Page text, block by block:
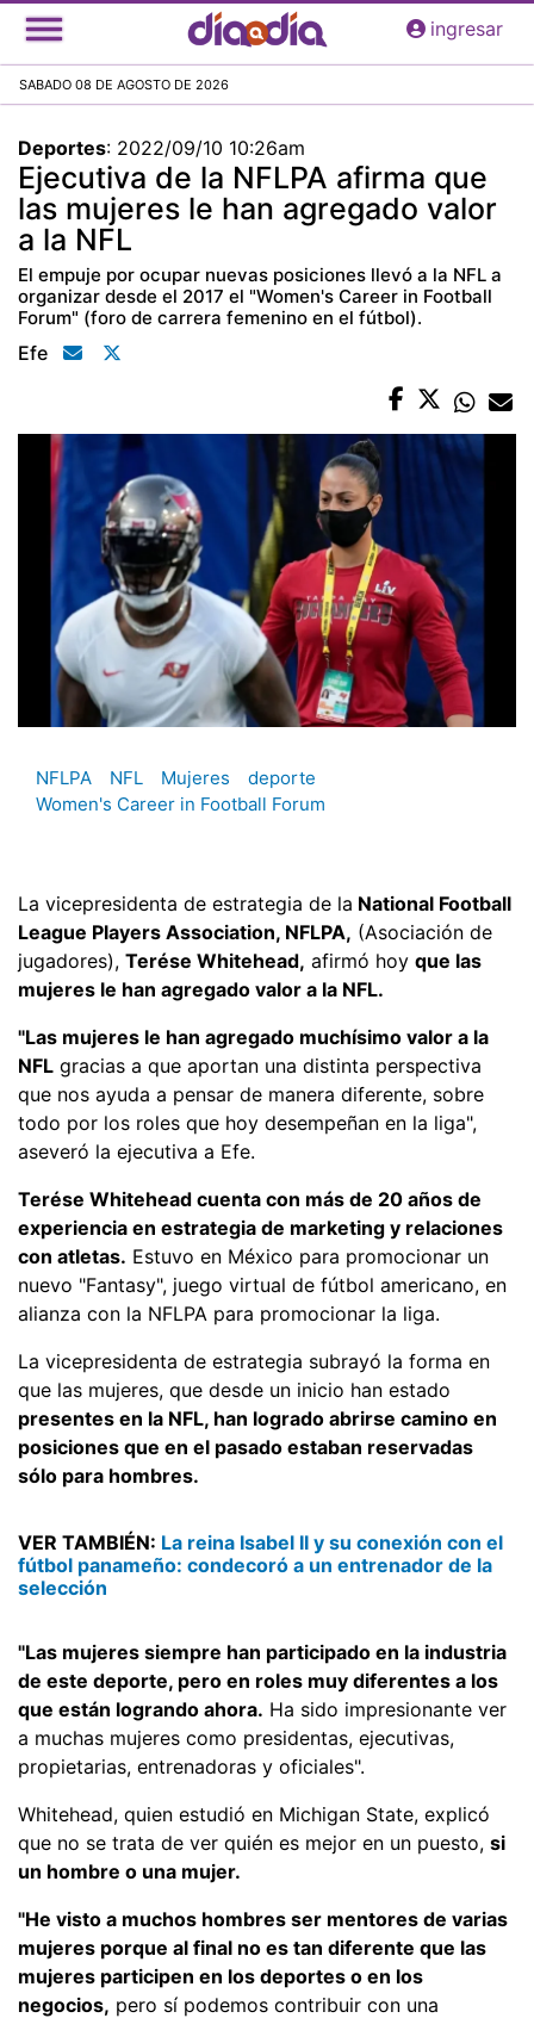
Pasar
al
principal
ingresar
SABADO 08 DE AGOSTO DE 2026
Deportes: 2022/09/10 10:26am
Ejecutiva de la NFLPA afirma que
las mujeres le han agregado valor
a la NFL
El empuje por ocupar nuevas posiciones llevó a la NFL a
organizar desde el 2017 el "Women's Career in Football
Forum" (foro de carrera femenino en el fútbol).
Efe
NFLPA NFL Mujeres
deporte
Women's Career in Football Forum
La vicepresidenta de estrategia de la National Football
League Players Association, NFLPA, (Asociación de
jugadores), Terése Whitehead, afirmó hoy que las
mujeres le han agregado valor a la NFL.
"Las mujeres le han agregado muchísimo valor a la
NFL gracias a que aportan una distinta perspectiva
que nos ayuda a pensar de manera diferente, sobre
todo por los roles que hoy desempeñan en la liga",
aseveró la ejecutiva a Efe.
Terése Whitehead cuenta con más de 20 años de
experiencia en estrategia de marketing y relaciones
con atletas. Estuvo en México para promocionar un
nuevo "Fantasy", juego virtual de fútbol americano, en
alianza con la NFLPA para promocionar la liga.
La vicepresidenta de estrategia subrayó la forma en
que las mujeres, que desde un inicio han estado
presentes en la NFL, han logrado abrirse camino en
posiciones que en el pasado estaban reservadas
sólo para hombres.
VER TAMBIÉN: La reina Isabel II y su conexión con el
fútbol panameño: condecoró a un entrenador de la
selección
"Las mujeres siempre han participado en la industria
de este deporte, pero en roles muy diferentes a los
que están logrando ahora. Ha sido impresionante ver
a muchas mujeres como presidentas, ejecutivas,
propietarias, entrenadoras y oficiales".
Whitehead, quien estudió en Michigan State, explicó
que no se trata de ver quién es mejor en un puesto, si
un hombre o una mujer.
"He visto a muchos hombres ser mentores de varias
mujeres porque al final no es tan diferente que las
mujeres participen en los deportes o en los
negocios, pero sí podemos contribuir con una